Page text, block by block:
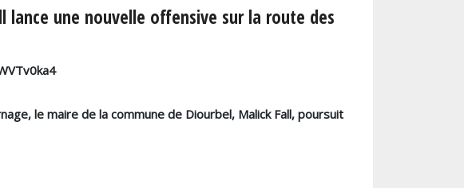
lance une nouvelle offensive sur la route des
le maire de la commune de Diourbel, Malick Fall, poursuit